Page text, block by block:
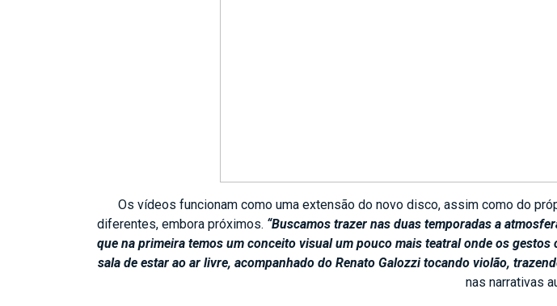
Os vídeos funcionam como uma extensão do novo disco, assim como do
diferentes, embora próximos. “Buscamos trazer nas duas temporadas a
que na primeira temos um conceito visual um pouco mais teatral onde os
sala de estar ao ar livre, acompanhado do Renato Galozzi tocando violão,
nas narrativas